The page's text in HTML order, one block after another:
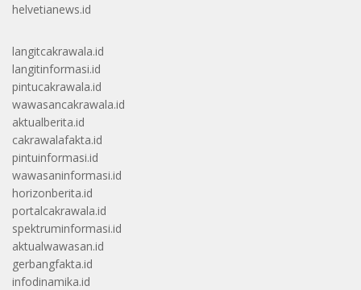
helvetianews.id
langitcakrawala.id
langitinformasi.id
pintucakrawala.id
wawasancakrawala.id
aktualberita.id
cakrawalafakta.id
pintuinformasi.id
wawasaninformasi.id
horizonberita.id
portalcakrawala.id
spektruminformasi.id
aktualwawasan.id
gerbangfakta.id
infodinamika.id